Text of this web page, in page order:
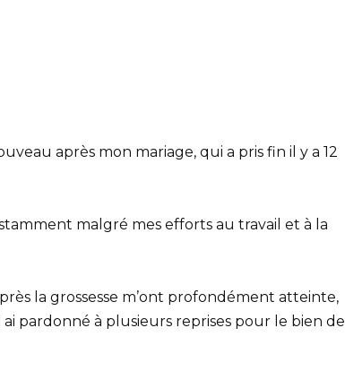
après mon mariage, qui a pris fin il y a 12
malgré mes efforts au travail et à la
la grossesse m’ont profondément atteinte,
ai pardonné à plusieurs reprises pour le bien de